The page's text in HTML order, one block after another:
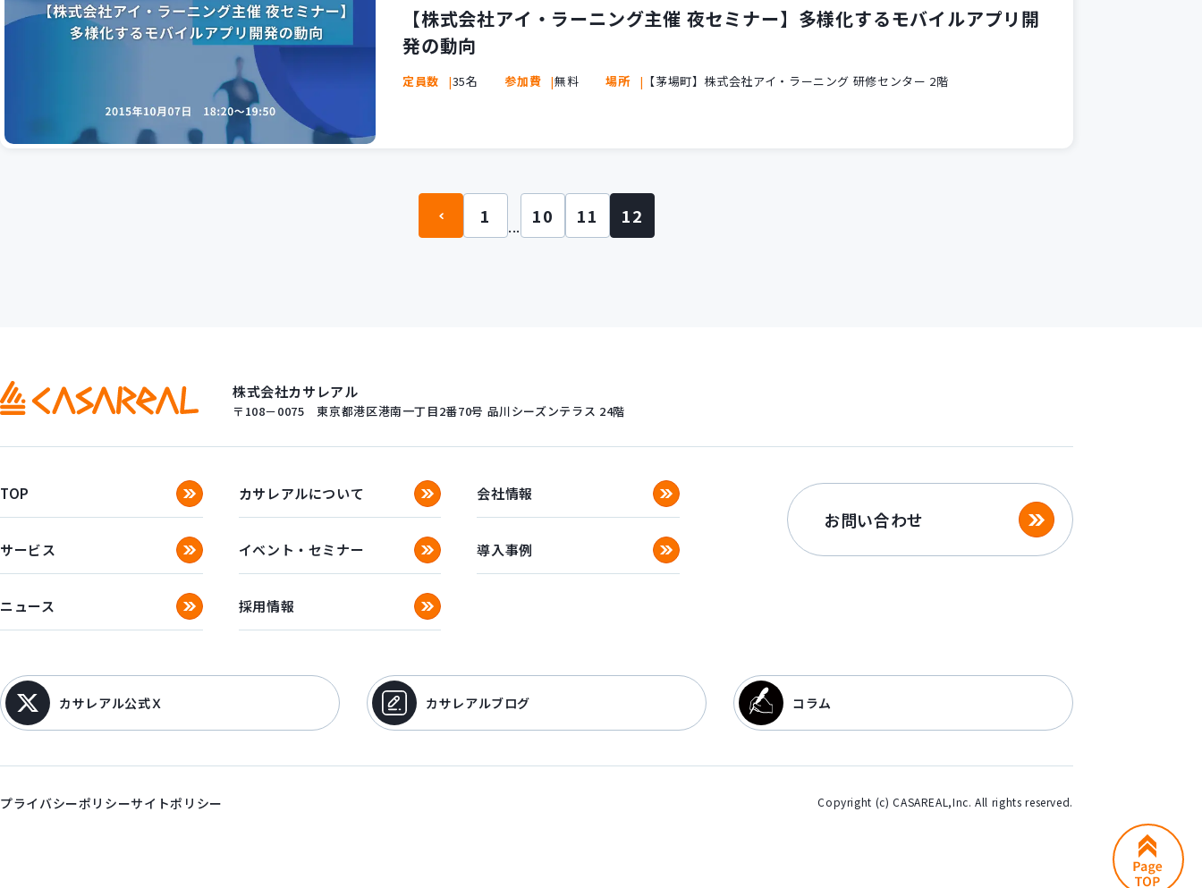
【株式会社アイ・ラーニング主催 夜セミナー】多様化するモバイルアプリ開
発の動向
定員数 35名 参加費 無料 場所 【茅場町】株式会社アイ・ラーニング 研修センター 2階
1 ... 10 11 12
株式会社カサレアル
〒108－0075 東京都港区港南一丁目2番70号 品川シーズンテラス 24階
TOP カサレアルについて 会社情報
サービス イベント・セミナー 導入事例
ニュース 採用情報
お問い合わせ
カサレアル公式Ｘ カサレアルブログ コラム
プライバシーポリシーサイトポリシー Copyright (c) CASAREAL,Inc. All rights reserved.